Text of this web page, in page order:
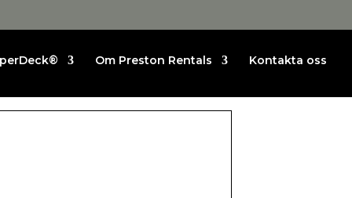
Om Preston Rentals Kontakta oss